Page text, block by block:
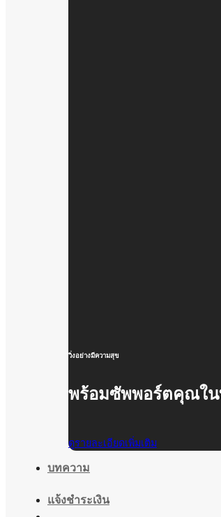
วิ่งอย่างมีความสุข
พร้อมซัพพอร์ตคุณใน
ดูรายละเอียดเพิ่มเติม
บทความ
แจ้งชำระเงิน